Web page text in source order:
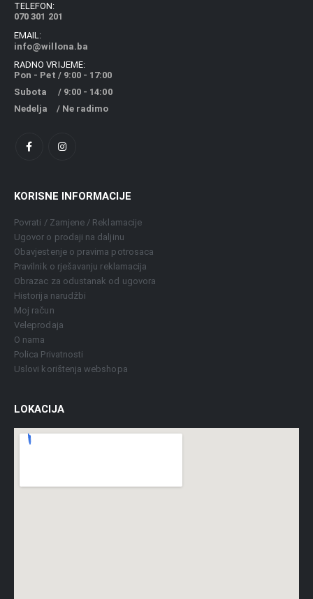
TELEFON:
070 301 201
EMAIL:
info@willona.ba
RADNO VRIJEME:
Pon - Pet / 9:00 - 17:00
Subota / 9:00 - 14:00
Nedelja / Ne radimo
KORISNE INFORMACIJE
Povrati / Zamjene / Reklamacije
Ugovor o prodaji na daljinu
Obavjestenje o pravima potrosaca
Pravilnik o rješavanju reklamacija
Obrazac za odustanak od ugovora
Historija narudžbi
Moj račun
Veleprodaja
O nama
Polica Privatnosti
Uslovi korištenja webshopa
LOKACIJA